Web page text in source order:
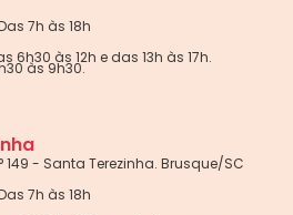
7h às 18h
6h30 às 12h e das 13h às 17h.
às 9h30.
149 - Santa Terezinha. Brusque/SC
7h às 18h